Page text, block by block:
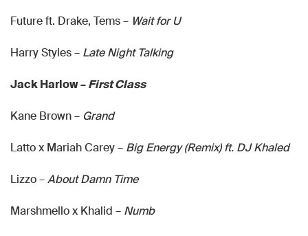
Future ft. Drake, Tems – Wait for U
Harry Styles – Late Night Talking
Jack Harlow –First Class
Kane Brown – Grand
Latto x Mariah Carey – Big Energy (Remix) ft. DJ Khaled
Lizzo –About Damn Time
Marshmello x Khalid – Numb